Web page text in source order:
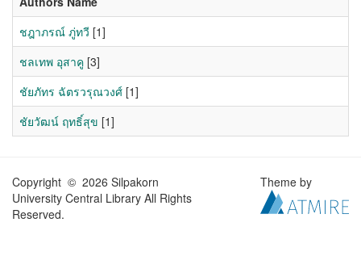
ชฎาภรณ์ ภู่ทวี [1]
ชลเทพ อุสาคู [3]
ชัยภัทร ฉัตรวรุณวงศ์ [1]
ชัยวัฒน์ ฤทธิ์สุข [1]
Copyright © 2026 Silpakorn
University Central Library All Rights
Reserved.
Theme by